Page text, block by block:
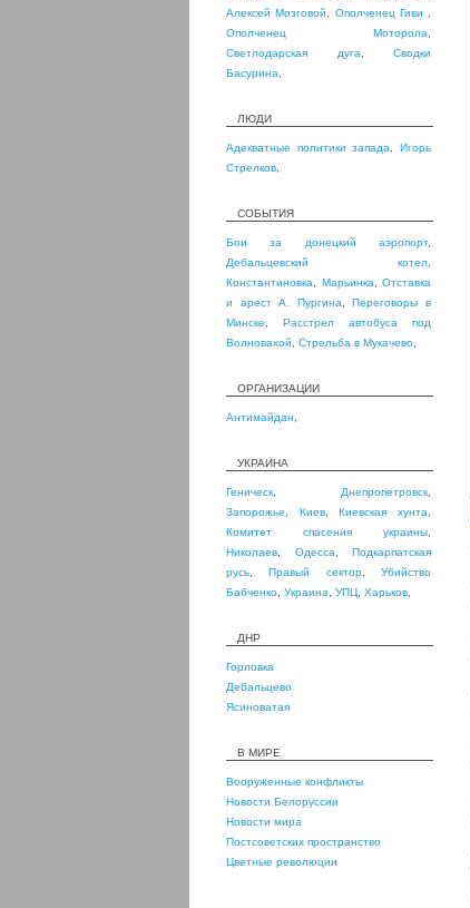
Алексей Мозговой
Ополченец Гиви
Ополченец Моторола
Светлодарская дуга
Сводки
Басурина
ЛЮДИ
Адекватные политики запада ,Игорь
Стрелков
СОБЫТИЯ
Бои за донецкий аэропорт,
Дебальцевский котел
Константиновка
Марьинка
Отставка
и арест А. Пургина ,Переговоры в
Минске
Расстрел автобуса под
Волновахой
Стрельба в Мукачево
ОРГАНИЗАЦИИ
Антимайдан
УКРАИНА
Геническ Днепропетровск
Запорожье
Киев,Киевская хунта
Комитет спасения украины
Николаев
Одесса
Подкарпатская
русь ,Правый сектор,Убийство
Бабченко Украина УПЦ Харьков
ДНР
Горловка
Дебальцево
Ясиноватая
В МИРЕ
Вооруженные конфликты
Новости Белоруссии
Новости мира
Постсоветских пространство
Цветные революции